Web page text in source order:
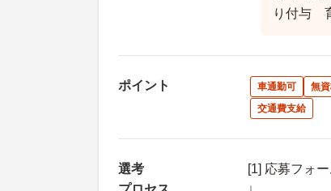
り付与
ポイント 車通勤可 無
交通費支給
選考
[1] 応募フォ